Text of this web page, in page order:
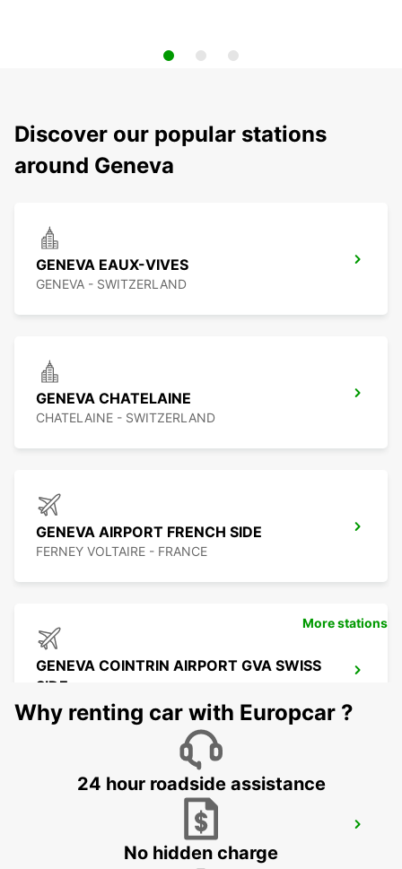
Discover our popular stations
around Geneva
GENEVA EAUX-VIVES
GENEVA - SWITZERLAND
GENEVA CHATELAINE
CHATELAINE - SWITZERLAND
GENEVA AIRPORT FRENCH SIDE
FERNEY VOLTAIRE - FRANCE
GENEVA COINTRIN AIRPORT GVA SWISS
SIDE
GENEVA - SWITZERLAND
GENEVA CAROUGE HOTEL RAMADA
GRAND-LANCY - SWITZERLAND
More stations
Why renting car with Europcar ?
24 hour roadside assistance
No hidden charge